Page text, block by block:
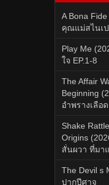
A Bona
คุณแม่สไนเป
Play Me
ใจ EP.1-8
The Affair
Beginning
อำพรางเลือ
Shake
Origins
สั่นผวา ที่มา
The Devil s
ปากปีศาจ